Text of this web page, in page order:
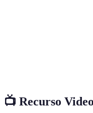
📺 Recurso Video